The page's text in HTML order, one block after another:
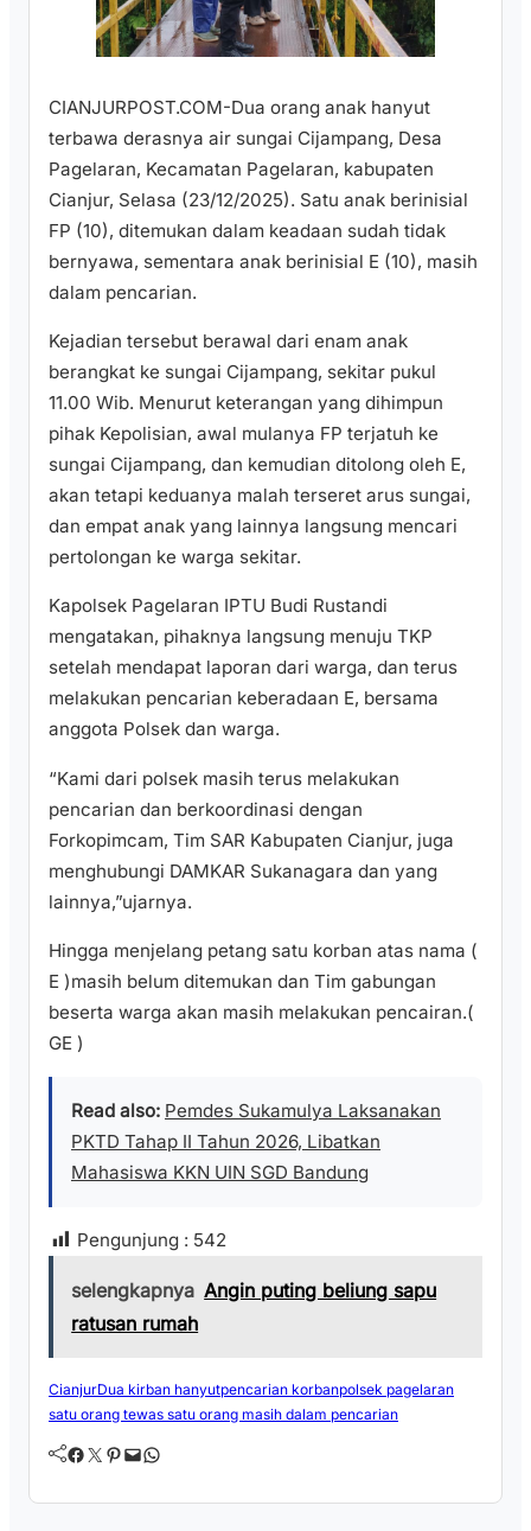
CIANJURPOST.COM-Dua orang anak hanyut
terbawa derasnya air sungai Cijampang, Desa
Pagelaran, Kecamatan Pagelaran, kabupaten
Cianjur, Selasa (23/12/2025). Satu anak berinisial
FP (10), ditemukan dalam keadaan sudah tidak
bernyawa, sementara anak berinisial E (10), masih
dalam pencarian.
Kejadian tersebut berawal dari enam anak
berangkat ke sungai Cijampang, sekitar pukul
11.00 Wib. Menurut keterangan yang dihimpun
pihak Kepolisian, awal mulanya FP terjatuh ke
sungai Cijampang, dan kemudian ditolong oleh E,
akan tetapi keduanya malah terseret arus sungai,
dan empat anak yang lainnya langsung mencari
pertolongan ke warga sekitar.
Kapolsek Pagelaran IPTU Budi Rustandi
mengatakan, pihaknya langsung menuju TKP
setelah mendapat laporan dari warga, dan terus
melakukan pencarian keberadaan E, bersama
anggota Polsek dan warga.
“Kami dari polsek masih terus melakukan
pencarian dan berkoordinasi dengan
Forkopimcam, Tim SAR Kabupaten Cianjur, juga
menghubungi DAMKAR Sukanagara dan yang
lainnya,”ujarnya.
Hingga menjelang petang satu korban atas nama (
E )masih belum ditemukan dan Tim gabungan
beserta warga akan masih melakukan pencairan.(
GE )
Read also: Pemdes Sukamulya Laksanakan
PKTD Tahap II Tahun 2026, Libatkan
Mahasiswa KKN UIN SGD Bandung
Pengunjung : 542
selengkapnya Angin puting beliung sapu
ratusan rumah
CianjurDua kirban hanyutpencarian korbanpolsek pagelaran
satu orang tewas satu orang masih dalam pencarian
Facebook Twitter Pinterest Mail WhatsApp